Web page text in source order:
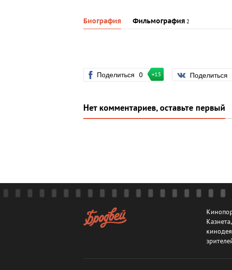
Биография Фильмография 2
Поделиться 0 +15 Поделиться
Нет комментариев, оставьте первый